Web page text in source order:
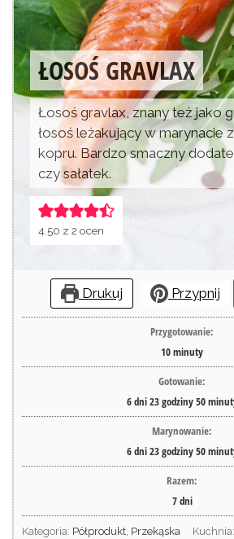
ŁOSOŚ GRAVLAX
Łosoś gravlax, znany też jako
łosoś leżakujący w marynacie
kopru. Bardzo smaczny
czy sałatek.
4.50 z2 ocen
Drukuj Przypnij
Przygotowanie:
10minuty
Gotowanie:
6dni23godziny50
Marynowanie:
6dni23godziny50
Razem:
7dni
Kategoria: Półprodukt, Przekąska Kuchnia: